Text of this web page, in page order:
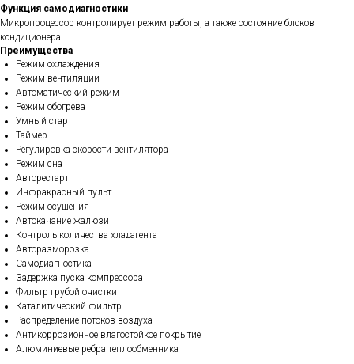
Функция самодиагностики
Микропроцессор контролирует режим работы, а также состояние блоков
кондиционера
Преимущества
Режим охлаждения
Режим вентиляции
Автоматический режим
Режим обогрева
Умный старт
Таймер
Регулировка скорости вентилятора
Режим сна
Авторестарт
Инфракрасный пульт
Режим осушения
Автокачание жалюзи
Контроль количества хладагента
Авторазморозка
Самодиагностика
Задержка пуска компрессора
Фильтр грубой очистки
Каталитический фильтр
Распределение потоков воздуха
Антикоррозионное влагостойкое покрытие
Алюминиевые ребра теплообменника